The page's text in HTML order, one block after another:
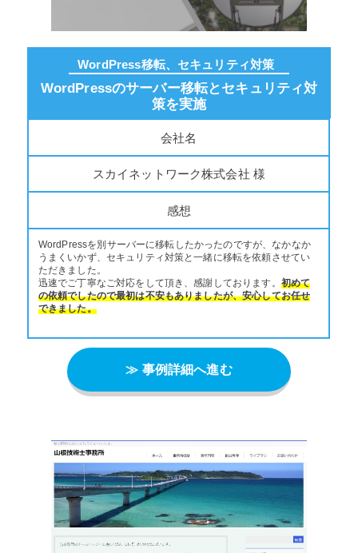
WordPress移転、セキュリティ対策
WordPressのサーバー移転とセキュリティ対
策を実施
会社名
スカイネットワーク株式会社 様
感想
WordPressを別サーバーに移転したかったのですが、なかなか
うまくいかず、セキュリティ対策と一緒に移転を依頼させてい
ただきました。
迅速でご丁寧なご対応をして頂き、感謝しております。 初めて
の依頼でしたので最初は不安もありましたが、安心してお任せ
できました。
≫ 事例詳細へ進む